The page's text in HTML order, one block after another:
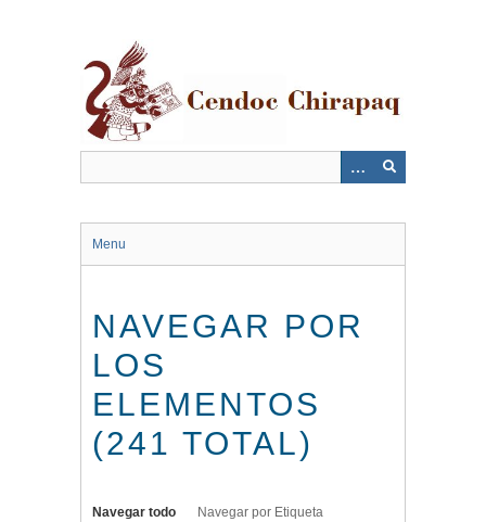
Menu
NAVEGAR POR
LOS
ELEMENTOS
(241 TOTAL)
Navegar todo Navegar por Etiqueta